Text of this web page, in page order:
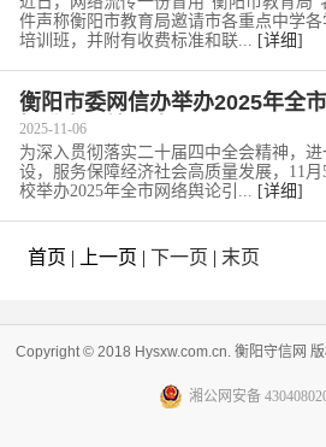
件声称衡阳市教育局邀请市各重点中学
培训班，并附有收费标准和联...
[详细]
衡阳市委网信办举办2025年全
提升专题培训班
2025-11-06
为深入贯彻落实二十届四中全会精神，
设，服务保障经济社会高质量发展，11
校举办2025年全市网络舆论引...
[详细]
首页 | 上一页 | 下一页 | 末页
Copyright © 2018 Hysxw.com.cn. 衡阳守信网
湘公网安备